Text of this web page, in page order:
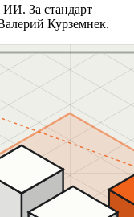
За стандарт
Курземнек.